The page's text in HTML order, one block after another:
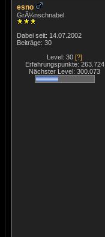
esno
GrÃ¼nschnabel
Dabei seit: 14.07.2002
Beiträge: 30
Level: 30 [?]
Erfahrungspunkte: 263.724
Nächster Level: 300.073